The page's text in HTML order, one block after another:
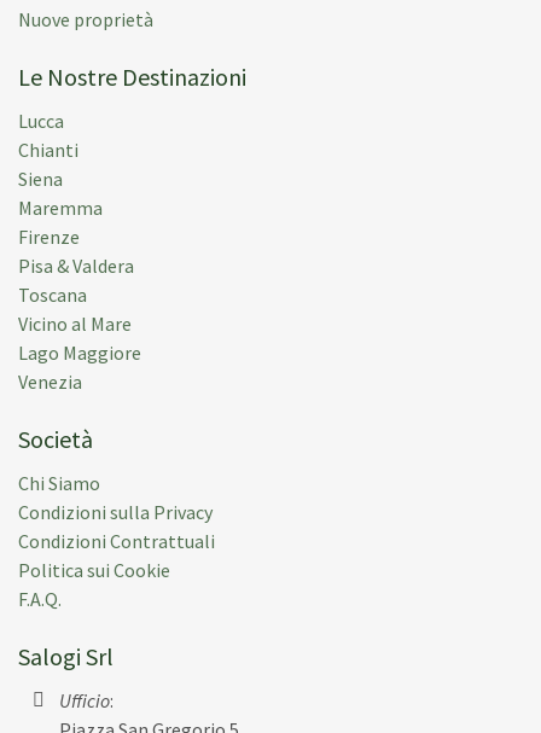
Nuove proprietà
Le Nostre Destinazioni
Lucca
Chianti
Siena
Maremma
Firenze
Pisa & Valdera
Toscana
Vicino al Mare
Lago Maggiore
Venezia
Società
Chi Siamo
Condizioni sulla Privacy
Condizioni Contrattuali
Politica sui Cookie
F.A.Q.
Salogi Srl
Ufficio: